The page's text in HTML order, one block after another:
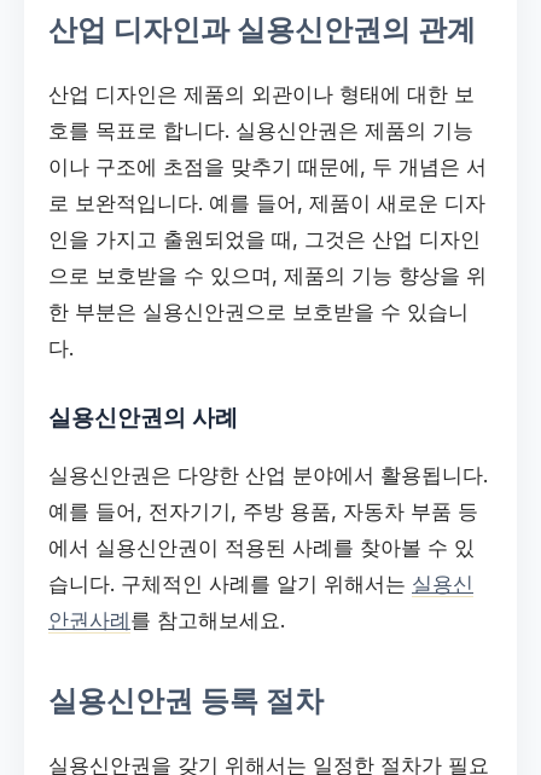
산업 디자인과 실용신안권의 관계
산업 디자인은 제품의 외관이나 형태에 대한 보
호를 목표로 합니다. 실용신안권은 제품의 기능
이나 구조에 초점을 맞추기 때문에, 두 개념은 서
로 보완적입니다. 예를 들어, 제품이 새로운 디자
인을 가지고 출원되었을 때, 그것은 산업 디자인
으로 보호받을 수 있으며, 제품의 기능 향상을 위
한 부분은 실용신안권으로 보호받을 수 있습니
다.
실용신안권의 사례
실용신안권은 다양한 산업 분야에서 활용됩니다.
예를 들어, 전자기기, 주방 용품, 자동차 부품 등
에서 실용신안권이 적용된 사례를 찾아볼 수 있
습니다. 구체적인 사례를 알기 위해서는 실용신
안권사례 를 참고해보세요.
실용신안권 등록 절차
실용신안권을 갖기 위해서는 일정한 절차가 필요